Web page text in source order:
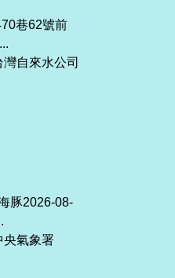
巷62號前
自來水公司
豚2026-08-
央氣象署